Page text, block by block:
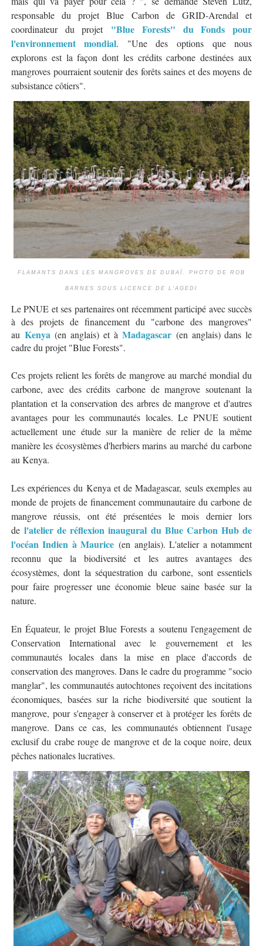
responsable du projet Blue Carbon de GRID-Arendal et
coordinateur du projet "Blue Forests" du Fonds pour
l'environnement mondial. "Une des options que nous
explorons est la façon dont les crédits carbone destinées aux
mangroves pourraient soutenir des forêts saines et des moyens de
subsistance côtiers".
FLAMANTS DANS LES MANGROVES DE DUBAÏ. PHOTO DE ROB
BARNES SOUS LICENCE DE L'AGEDI
Le PNUE et ses partenaires ont récemment participé avec succès
à des projets de financement du "carbone des mangroves"
au Kenya (en anglais) et àMadagascar (en anglais) dans le
cadre du projet "Blue Forests".
Ces projets relient les forêts de mangrove au marché mondial du
carbone, avec des crédits carbone de mangrove soutenant la
plantation et la conservation des arbres de mangrove et d'autres
avantages pour les communautés locales. Le PNUE soutient
actuellement une étude sur la manière de relier de la même
manière les écosystèmes d'herbiers marins au marché du carbone
au Kenya.
Les expériences du Kenya et de Madagascar, seuls exemples au
monde de projets de financement communautaire du carbone de
mangrove réussis, ont été présentées le mois dernier lors
del'atelier de réflexion inaugural du Blue Carbon Hub de
l'océan Indien à Maurice (en anglais). L'atelier a notamment
reconnu que la biodiversité et les autres avantages des
écosystèmes, dont la séquestration du carbone, sont essentiels
pour faire progresser une économie bleue saine basée sur la
nature.
En Équateur, le projet Blue Forests a soutenu l'engagement de
Conservation International avec le gouvernement et les
communautés locales dans la mise en place d'accords de
conservation des mangroves. Dans le cadre du programme "socio
manglar", les communautés autochtones reçoivent des incitations
économiques, basées sur la riche biodiversité que soutient la
mangrove, pour s'engager à conserver et à protéger les forêts de
mangrove. Dans ce cas, les communautés obtiennent l'usage
exclusif du crabe rouge de mangrove et de la coque noire, deux
pêches nationales lucratives.